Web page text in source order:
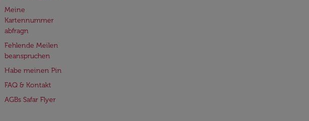
Meine
Kartennummer
abfragn
Fehlende Meilen
beanspruchen
Habe meinen Pin
FAQ & Kontakt
AGBs Safar Flyer